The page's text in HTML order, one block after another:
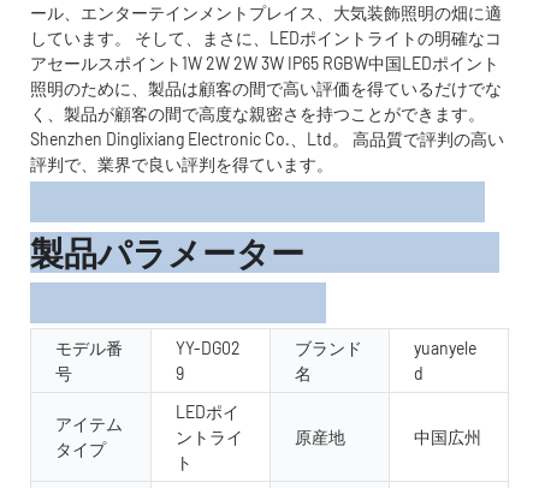
ール、エンターテインメントプレイス、大気装飾照明の畑に適
しています。 そして、まさに、LEDポイントライトの明確なコ
アセールスポイント1W 2W 2W 3W IP65 RGBW中国LEDポイント
照明のために、製品は顧客の間で高い評価を得ているだけでな
く、製品が顧客の間で高度な親密さを持つことができます。
Shenzhen Dinglixiang Electronic Co.、Ltd。 高品質で評判の高い
評判で、業界で良い評判を得ています。
製品パラメーター
モデル番
号
YY-DG02
9
ブランド
名
yuanyele
d
アイテム
タイプ
LEDポイ
ントライ
ト
原産地 中国広州